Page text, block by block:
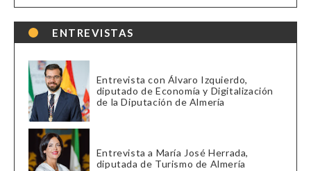
ENTREVISTAS
Entrevista con Álvaro Izquierdo,
diputado de Economía y Digitalización
de la Diputación de Almería
Entrevista a María José Herrada,
diputada de Turismo de Almería